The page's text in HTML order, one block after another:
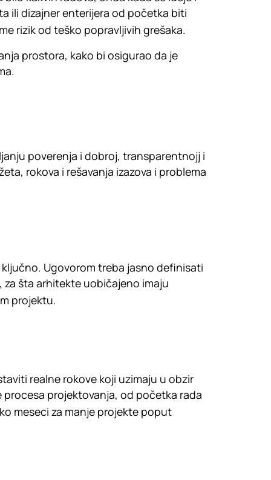
ili dizajner enterijera od početka biti
rizik od teško popravljivih grešaka.
prostora, kako bi osigurao da je
poverenja i dobroj, transparentnojj i
rokova i rešavanja izazova i problema
Ugovorom treba jasno definisati
šta arhitekte uobičajeno imaju
projektu.
realne rokove koji uzimaju u obzir
projektovanja, od početka rada
meseci za manje projekte poput